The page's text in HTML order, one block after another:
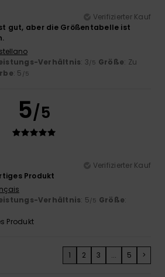
Verifizierter Kauf
gut, aber die Größentabelle ist
Verhältnis: 3/5 Größe: Zu
: 5 /5
5/5
Verifizierter Kauf
Produkt
Verhältnis: 5/5 Größe:
Produkt
1 2 3 ... 5 >